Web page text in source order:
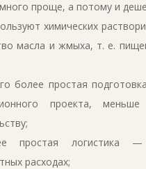
проще, а потому и
химических
масла и жмыха, т. е.
более простая
проекта,
простая логистика —
расходах;